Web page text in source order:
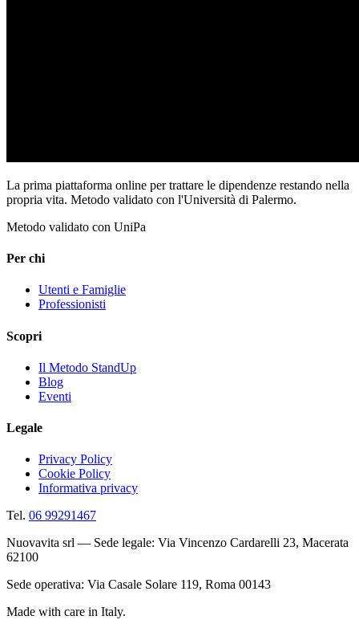
La prima piattaforma online per trattare le dipendenze restando nella
propria vita. Metodo validato con l'Università di Palermo.
Metodo validato con UniPa
Per chi
Utenti e Famiglie
Professionisti
Scopri
Il Metodo StandUp
Blog
Eventi
Legale
Privacy Policy
Cookie Policy
Informativa privacy
Tel. 06 99291467
Nuovavita srl — Sede legale: Via Vincenzo Cardarelli 23, Macerata
62100
Sede operativa: Via Casale Solare 119, Roma 00143
Made with care in Italy.